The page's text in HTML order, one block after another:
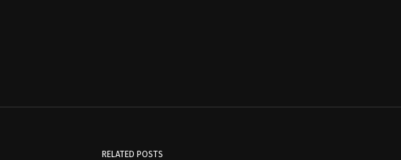
RELATED POSTS